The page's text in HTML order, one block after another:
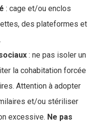
: cage et/ou enclos
des plateformes et
: ne pas isoler un
la cohabitation forcée
Attention à adopter
et/ou stériliser
excessive. Ne pas